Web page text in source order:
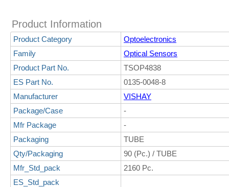
Product Information
Product Category
Optoelectronics
Family
Optical Sensors
Product Part No.
TSOP4838
ES Part No.
0135-0048-8
Manufacturer
VISHAY
Package/Case
-
Mfr Package
-
Packaging
TUBE
Qty/Packaging
90 (Pc.) / TUBE
Mfr_Std_pack
2160 Pc.
ES_Std_pack